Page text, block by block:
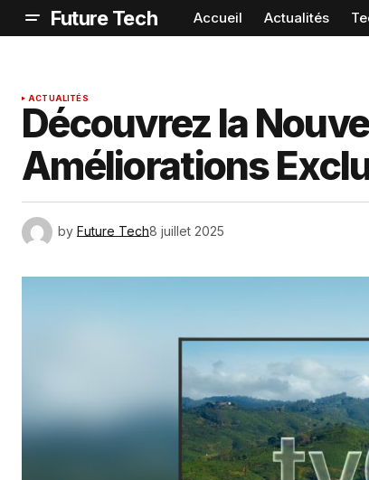
Future Tech Accueil Actualités
ACTUALITÉS
Découvrez la
Améliorations
by Future Tech8 juillet 2025